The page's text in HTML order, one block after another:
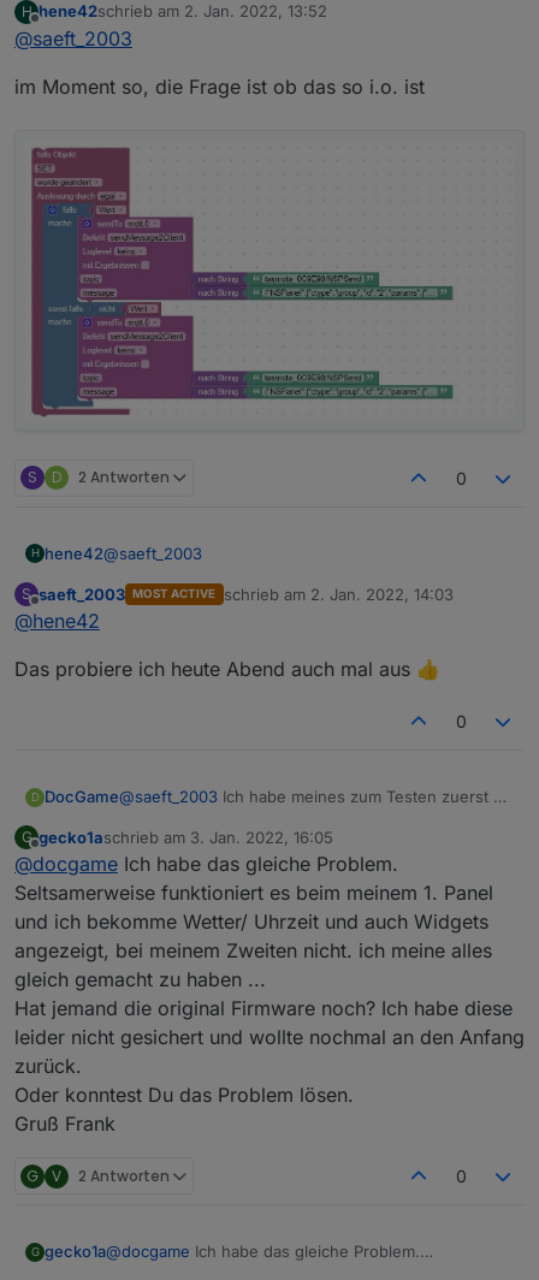
Zu Punkt 1. Das hört sich gut an. Weißt du auch wie
man mit dem widget den aktuellen Status anzeigen
angeschalten wurde müsste das widget auch an
H
Offline
hene42schrieb am 2. Jan. 2022, 13:52
zuletzt editiert von
@saeft_2003
im Moment so, die Frage ist ob das so i.o. ist
S D 2 Antworten 0
H hene42@saeft_2003
im Moment so, die Frage ist ob das so i.o. ist
S
Offline
saeft_2003 MOST ACTIVE schrieb am 2. Jan. 2022, 14:03
zuletzt editiert von
@hene42
Das probiere ich heute Abend auch mal aus 👍
0
D DocGame@saeft_2003 Ich habe meines zum Testen zuerst an
Habe dann das ganze mit der "tasmota32-
nspanel.bin" geflasht. Zuerst sah alles gut aus. Die
Analogtemperatur zeigt allerdings Minusgrade an
(Bin in einem 20 Grad warmen Zimmer) und die
ESP-Temperatur erscheint mir auch zu hoch. Die
Relays kann ich schalten. Was aber extrem
ungünstig ist, ist die Tatsache das das Display keine
Uhrzeit und keine Temperatur anzeigt. Wenn ich
nach rechts und links Swipe sind die Widgets
verschwunden und da steht, das ich mich mit der
erneutes Verbinden geht auch nicht meht.
ist das swipen am Touchdisplay und die 2 Tasten
Ich habe auch schon ein Update auf die normale
G
Offline
gecko1aschrieb am 3. Jan. 2022, 16:05
zuletzt editiert von
@docgame Ich habe das gleiche Problem.
Seltsamerweise funktioniert es beim meinem 1. Panel
und ich bekomme Wetter/ Uhrzeit und auch Widgets
angezeigt, bei meinem Zweiten nicht. ich meine alles
gleich gemacht zu haben ...
Hat jemand die original Firmware noch? Ich habe diese
leider nicht gesichert und wollte nochmal an den Anfang
zurück.
Oder konntest Du das Problem lösen.
Gruß Frank
G V 2 Antworten 0
G gecko1a@docgame Ich habe das gleiche Problem.